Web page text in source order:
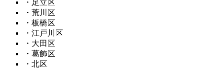
・足立区
・荒川区
・板橋区
・江戸川区
・大田区
・葛飾区
・北区